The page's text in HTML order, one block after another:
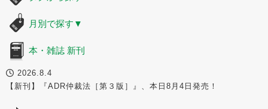
月別で探す ▼
本・雑誌 新刊
2026.8.4
【新刊】『ADR仲裁法［第３版］』、本日8月4日発売！